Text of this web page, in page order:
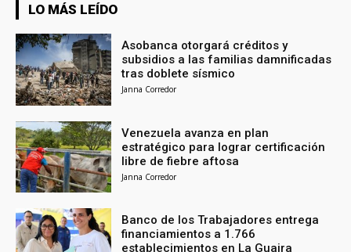
LO MÁS LEÍDO
Asobanca otorgará créditos y
subsidios a las familias damnificadas
tras doblete sísmico
Janna Corredor
Venezuela avanza en plan
estratégico para lograr certificación
libre de fiebre aftosa
Janna Corredor
Banco de los Trabajadores entrega
financiamientos a 1.766
establecimientos en La Guaira